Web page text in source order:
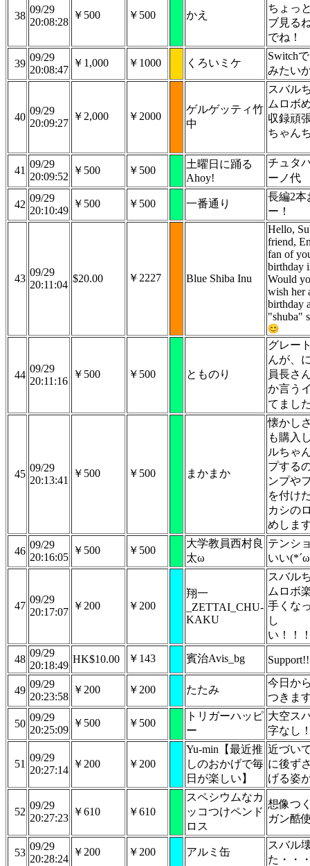
38
09/29
20:08:28
￥500 ￥500 かえ
ちょっ
ブ見る
でね！
39
09/29
20:08:47
￥1,000 ￥1000 くろいミケ
Switch
みたい
40
09/29
20:09:27
￥2,000 ￥2000
ゲルゲッティ竹
中
スバル
ムロボ
収録頑
ちゃん
41
09/29
20:09:52
￥500 ￥500
土曜日に踊る
Ahoy!
チュタ
ーノ代
42
09/29
20:10:49
￥500 ￥500 一番通り
長編2本
ー！
43
09/29
20:11:04
$20.00 ￥2227 Blue Shiba Inu
Hello,
friend,
fan of
birthday
Would
wish her
birthday
"shuba"
44
09/29
20:11:16
￥500 ￥500 とものり
グレー
んが、
員長さ
か言う
てまし
45
09/29
20:13:41
￥500 ￥500 まかまか
懐かし
も購入
ルちゃ
プする
ンプや
を付け
カシの
めしま
46
09/29
20:16:05
￥500 ￥500
大学教員西村良
太ω
テンシ
いい
47
09/29
20:17:07
￥200 ￥200
翔一
_ZETTAI_CHU-
KAKU
スバル
ムロボ
手くな
し
い！！
48
09/29
20:18:49
HK$10.00 ￥143 賓治Avis_bg
49
09/29
20:23:58
￥200 ￥200 たたみ
今日か
つきま
50
09/29
20:25:09
￥500 ￥500
トリガーハッピ
ー
大空ス
字なし
51
09/29
20:27:14
￥200 ￥200
Yu-min【最近推
しのおかげで毎
日が楽しい】
近づい
に後ず
げる姿
52
09/29
20:27:23
￥610 ￥610
スペシウムなカ
ッコつけペンド
ロス
想像つ
ガン酷
53
09/29
20:28:24
￥200 ￥200 アルミ缶
スバル
た・・